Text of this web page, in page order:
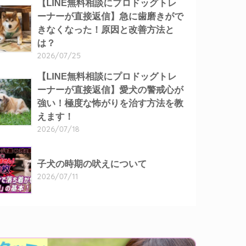
【LINE無料相談にプロドッグトレ
ーナーが直接返信】急に歯磨きがで
きなくなった！原因と改善方法と
は？
2026/07/25
【LINE無料相談にプロドッグトレ
ーナーが直接返信】愛犬の警戒心が
強い！極度な怖がりを治す方法を教
えます！
2026/07/18
子犬の時期の吠えについて
2026/07/11